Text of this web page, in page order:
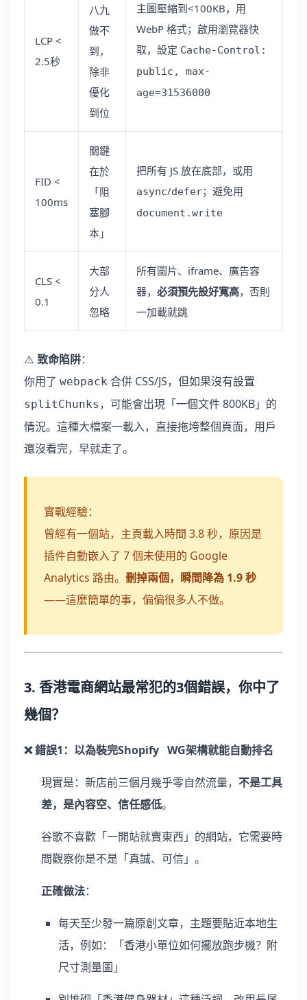
LCP <
2.5秒
八九
做不
到，
除非
優化
到位
主圖壓縮到<100KB，用
WebP 格式；啟用瀏覽器快
取，設定 Cache-Control:
public, max-
age=31536000
FID <
100ms
關鍵
在於
「阻
塞腳
本」
把所有 JS 放在底部，或用
async/defer；避免用
document.write
CLS <
0.1
大部
分人
忽略
所有圖片、iframe、廣告容
器， 必須預先設好寬高，否則
一加載就跳
⚠️ 致命陷阱：
你用了 webpack 合併 CSS/JS，但如果沒有設置
splitChunks ，可能會出現「一個文件 800KB」的
情況。這種大檔案一載入，直接拖垮整個頁面，用戶
還沒看完，早就走了。
實戰經驗：
曾經有一個站，主頁載入時間 3.8 秒，原因是
插件自動嵌入了 7 個未使用的 Google
Analytics 路由。 刪掉兩個，瞬間降為 1.9 秒
——這麼簡單的事，偏偏很多人不做。
3. 香港電商網站最常犯的3個錯誤，你中了
幾個？
❌ 錯誤1：以為裝完Shopify WG架構就能自動排名
現實是：新店前三個月幾乎零自然流量， 不是工具
差，是內容空、信任感低。
谷歌不喜歡「一開站就賣東西」的網站，它需要時
間觀察你是不是「真誠、可信」。
正確做法：
每天至少發一篇原創文章，主題要貼近本地生
活，例如：「香港小單位如何擺放跑步機？附
尺寸測量圖」